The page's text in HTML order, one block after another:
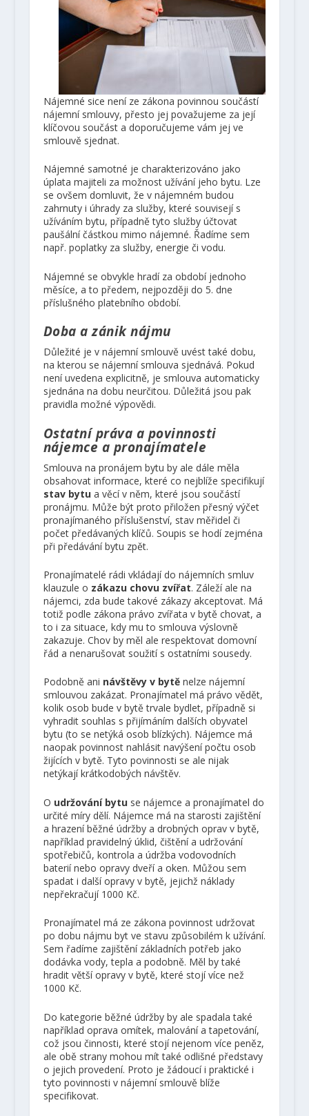
Nájemné sice není ze zákona povinnou součástí
nájemní smlouvy, přesto jej považujeme za její
klíčovou součást a doporučujeme vám jej ve
smlouvě sjednat.
Nájemné samotné je charakterizováno jako
úplata majiteli za možnost užívání jeho bytu. Lze
se ovšem domluvit, že v nájemném budou
zahrnuty i úhrady za služby, které souvisejí s
užíváním bytu, případně tyto služby účtovat
paušální částkou mimo nájemné. Řadíme sem
např. poplatky za služby, energie či vodu.
Nájemné se obvykle hradí za období jednoho
měsíce, a to předem, nejpozději do 5. dne
příslušného platebního období.
Doba a zánik nájmu
Důležité je v nájemní smlouvě uvést také dobu,
na kterou se nájemní smlouva sjednává. Pokud
není uvedena explicitně, je smlouva automaticky
sjednána na dobu neurčitou. Důležitá jsou pak
pravidla možné výpovědi.
Ostatní práva a povinnosti
nájemce a pronajímatele
Smlouva na pronájem bytu by ale dále měla
obsahovat informace, které co nejblíže specifikují
stav bytu a věcí v něm, které jsou součástí
pronájmu. Může být proto přiložen přesný výčet
pronajímaného příslušenství, stav měřidel či
počet předávaných klíčů. Soupis se hodí zejména
při předávání bytu zpět.
Pronajímatelé rádi vkládají do nájemních smluv
klauzule o zákazu chovu zvířat. Záleží ale na
nájemci, zda bude takové zákazy akceptovat. Má
totiž podle zákona právo zvířata v bytě chovat, a
to i za situace, kdy mu to smlouva výslovně
zakazuje. Chov by měl ale respektovat domovní
řád a nenarušovat soužití s ostatními sousedy.
Podobně ani návštěvy v bytěnelze nájemní
smlouvou zakázat. Pronajímatel má právo vědět,
kolik osob bude v bytě trvale bydlet, případně si
vyhradit souhlas s přijímáním dalších obyvatel
bytu (to se netýká osob blízkých). Nájemce má
naopak povinnost nahlásit navýšení počtu osob
žijících v bytě. Tyto povinnosti se ale nijak
netýkají krátkodobých návštěv.
O udržování bytuse nájemce a pronajímatel do
určité míry dělí. Nájemce má na starosti zajištění
a hrazení běžné údržby a drobných oprav v bytě,
například pravidelný úklid, čištění a udržování
spotřebičů, kontrola a údržba vodovodních
baterií nebo opravy dveří a oken. Můžou sem
spadat i další opravy v bytě, jejichž náklady
nepřekračují 1000 Kč.
Pronajímatel má ze zákona povinnost udržovat
po dobu nájmu byt ve stavu způsobilém k užívání.
Sem řadíme zajištění základních potřeb jako
dodávka vody, tepla a podobně. Měl by také
hradit větší opravy v bytě, které stojí více než
1000 Kč.
Do kategorie běžné údržby by ale spadala také
například oprava omítek, malování a tapetování,
což jsou činnosti, které stojí nejenom více peněz,
ale obě strany mohou mít také odlišné představy
o jejich provedení. Proto je žádoucí i praktické i
tyto povinnosti v nájemní smlouvě blíže
specifikovat.